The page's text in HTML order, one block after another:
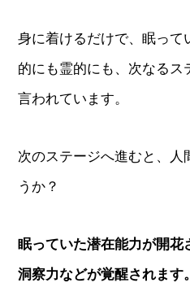
身に着けるだけで、眠って
的にも霊的にも、次なるス
言われています。
次のステージへ進むと、人
うか？
眠っていた潜在能力が開花
洞察力などが覚醒されます。